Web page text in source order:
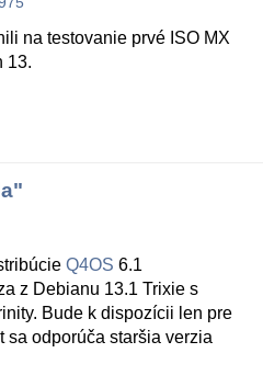
na testovanie prvé ISO MX
13.
Q4OS 6.1
z Debianu 13.1 Trixie s
Bude k dispozícii len pre
sa odporúča staršia verzia